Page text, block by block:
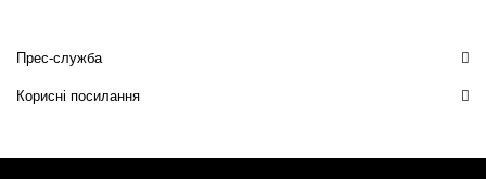
Прес-служба
Корисні посилання